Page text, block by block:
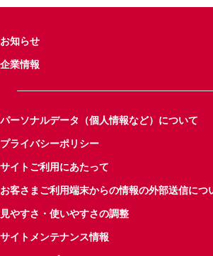
お知らせ
企業情報
パーソナルデータ（個人情報など）について
プライバシーポリシー
サイトご利用にあたって
お客さまご利用端末からの情報の外部送信につ
見やすさ・使いやすさの調整
サイトメンテナンス情報